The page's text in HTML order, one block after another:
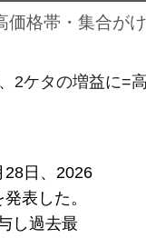
価格帯・集合が
2ケタの増益に=
28日、2026
表した。
し過去最